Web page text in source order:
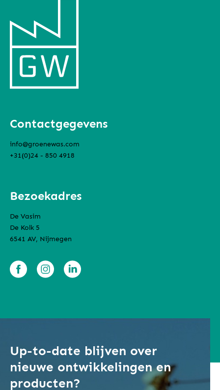
Contactgegevens
info@groenewas.com
+31(0)24 - 850 4918
Bezoekadres
De Vasim
De Kolk 5
6541 AV, Nijmegen
Up-to-date blijven over
nieuwe ontwikkelingen en
producten?